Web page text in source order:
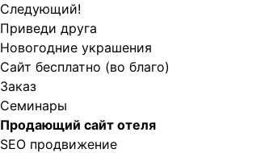
Следующий!
Приведи друга
Новогодние украшения
Сайт бесплатно (во благо)
Заказ
Cеминары
Продающий сайт отеля
SEO продвижение